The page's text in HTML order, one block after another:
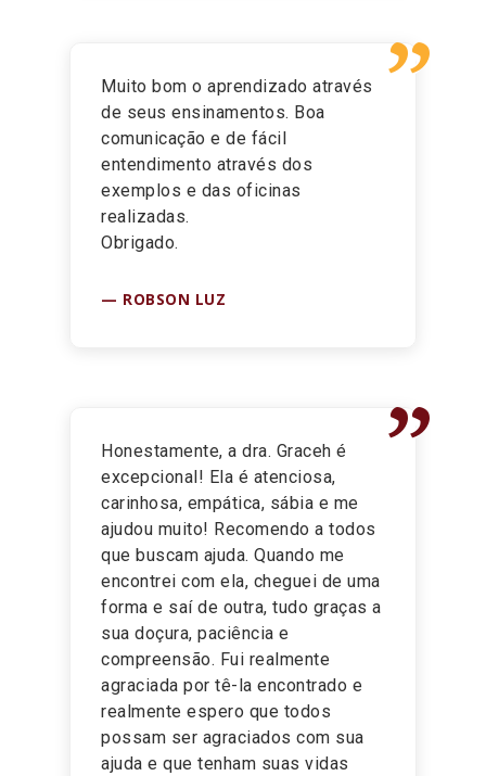
”
Muito bom o aprendizado através
de seus ensinamentos. Boa
comunicação e de fácil
entendimento através dos
exemplos e das oficinas
realizadas.
Obrigado.
ROBSON LUZ
”
Honestamente, a dra. Graceh é
excepcional! Ela é atenciosa,
carinhosa, empática, sábia e me
ajudou muito! Recomendo a todos
que buscam ajuda. Quando me
encontrei com ela, cheguei de uma
forma e saí de outra, tudo graças a
sua doçura, paciência e
compreensão. Fui realmente
agraciada por tê-la encontrado e
realmente espero que todos
possam ser agraciados com sua
ajuda e que tenham suas vidas